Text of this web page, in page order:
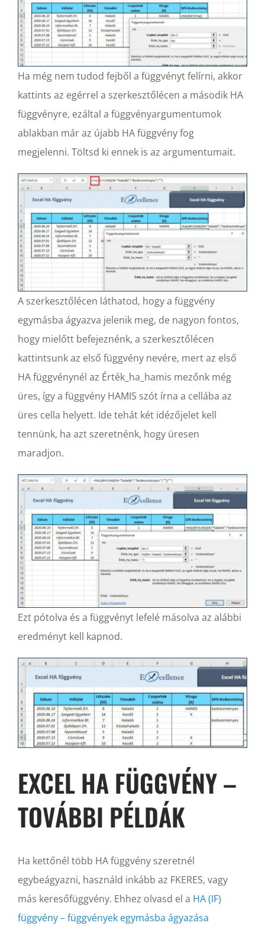
Ha még nem tudod fejből a függvényt felírni, akkor
kattints az egérrel a szerkesztőlécen a második HA
függvényre, ezáltal a függvényargumentumok
ablakban már az újabb HA függvény fog
megjelenni. Töltsd ki ennek is az argumentumait.
A szerkesztőlécen láthatod, hogy a függvény
egymásba ágyazva jelenik meg, de nagyon fontos,
hogy mielőtt befejeznénk, a szerkesztőlécen
kattintsunk az első függvény nevére, mert az első
HA függvénynél az Érték_ha_hamis mezőnk még
üres, így a függvény HAMIS szót írna a cellába az
üres cella helyett. Ide tehát két idézőjelet kell
tennünk, ha azt szeretnénk, hogy üresen
maradjon.
Ezt pótolva és a függvényt lefelé másolva az alábbi
eredményt kell kapnod.
EXCEL HA FÜGGVÉNY –
TOVÁBBI PÉLDÁK
Ha kettőnél több HA függvény szeretnél
egybeágyazni, használd inkább az FKERES, vagy
más keresőfüggvény. Ehhez olvasd el a HA (IF)
függvény – függvények egymásba ágyazása